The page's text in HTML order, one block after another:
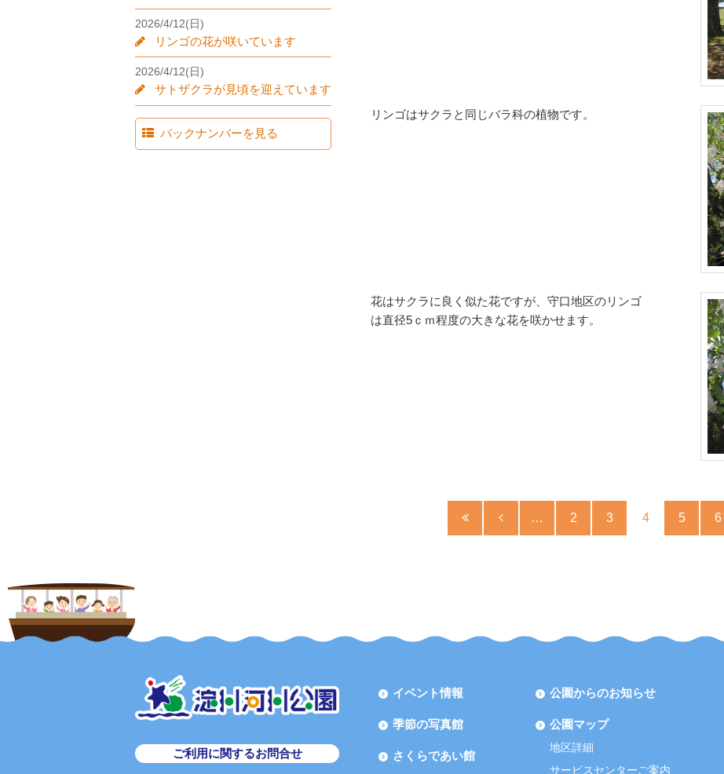
2026/4/12(日)
リンゴの花が咲いています
2026/4/12(日)
サトザクラが見頃を迎えています
バックナンバーを見る
リンゴはサクラと同じバラ科の植物です。
花はサクラに良く似た花ですが、守口地区のリンゴ
は直径5ｃｍ程度の大きな花を咲かせます。
… 2 3 4 5 6
ご利用に関するお問合せ
イベント情報
季節の写真館
さくらであい館
公園からのお知らせ
公園マップ
地区詳細
サービスセンターご案内